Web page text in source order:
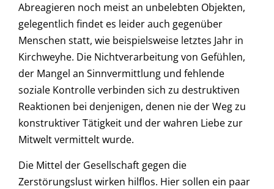
Abreagieren noch meist an unbelebten Objekten,
gelegentlich findet es leider auch gegenüber
Menschen statt, wie beispielsweise letztes Jahr in
Kirchweyhe. Die Nichtverarbeitung von Gefühlen,
der Mangel an Sinnvermittlung und fehlende
soziale Kontrolle verbinden sich zu destruktiven
Reaktionen bei denjenigen, denen nie der Weg zu
konstruktiver Tätigkeit und der wahren Liebe zur
Mitwelt vermittelt wurde.
Die Mittel der Gesellschaft gegen die
Zerstörungslust wirken hilflos. Hier sollen ein paar